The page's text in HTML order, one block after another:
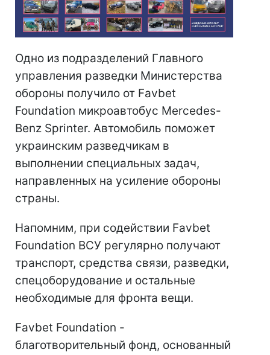
Одно из подразделений Главного
управления разведки Министерства
обороны получило от Favbet
Foundation микроавтобус Mercedes-
Benz Sprinter. Автомобиль поможет
украинским разведчикам в
выполнении специальных задач,
направленных на усиление обороны
страны.
Напомним, при содействии Favbet
Foundation ВСУ регулярно получают
транспорт, средства связи, разведки,
спецоборудование и остальные
необходимые для фронта вещи.
Favbet Foundation -
благотворительный фонд, основанный